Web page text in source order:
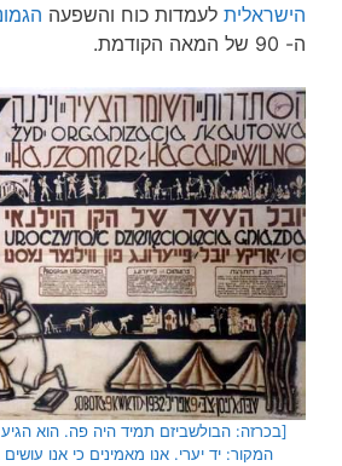
הישראלית לעמדות כוח והשפעה
ה- 90 של המאה הקודמת.
[בכרזה: הבולשביזם תמיד היה פה. הוא
המקור: יד יערי. אנו מאמינים כי אנו